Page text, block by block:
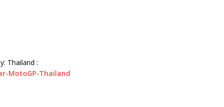
Thailand :
MotoGP-Thailand